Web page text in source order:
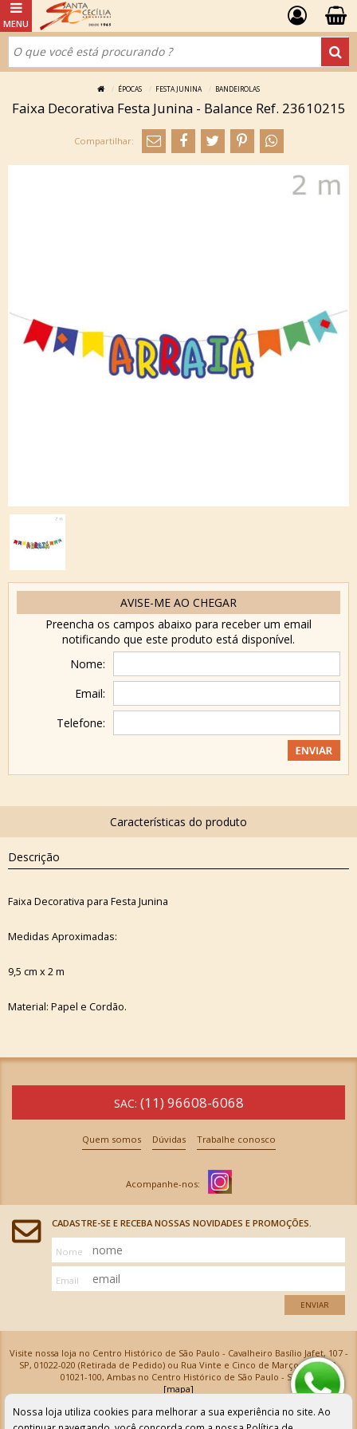
ÉPOCAS FESTA JUNINA BANDEIROLAS
Faixa Decorativa Festa Junina - Balance Ref. 23610215
AVISE-ME AO CHEGAR
Preencha os campos abaixo para receber um email
notificando que este produto está disponível.
Nome:
Email:
Telefone:
Descrição
Faixa Decorativa para Festa Junina
Medidas Aproximadas:
9,5 cm x 2 m
Material: Papel e Cordão.
SAC: (11) 96608-6068
Quem somos Dúvidas Trabalhe conosco
CADASTRE-SE E RECEBA NOSSAS NOVIDADES E PROMOÇÕES.
Nome
Email
ENVIAR
Visite nossa loja no Centro Histórico de São Paulo - Cavalheiro Basílio Jafet, 107 -
SP, 01022-020 (Retirada de Pedido) ou Rua Vinte e Cinco de Março, 576 - SP,
01021-100, Ambas no Centro Histórico de São Paulo - SP
[mapa]
Armarinhos Santa Cecília Ltda | CNPJ: 61.069.639/0001-18
Os preços e as condições de pagamento apresentadas na loja virtual não valem para nossa loja física e
podem sofrer alterações sem aviso prévio. Vendas com cartão de crédito sujeitas a análise e
Nossa loja utiliza cookies para melhorar a sua experiência no site. Ao